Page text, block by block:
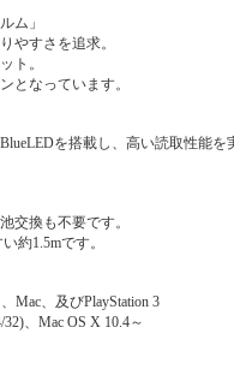
ム」
やすさを追求。
ト。
となっています。
を搭載し、高い読取性能を
交換も不要です。
約1.5mです。
Mac、及びPlayStation 3
、Mac OS X 10.4～